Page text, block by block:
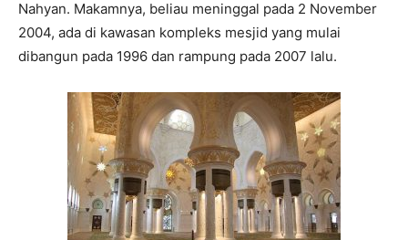
Nahyan. Makamnya, beliau meninggal pada 2 November
2004, ada di kawasan kompleks mesjid yang mulai
dibangun pada 1996 dan rampung pada 2007 lalu.